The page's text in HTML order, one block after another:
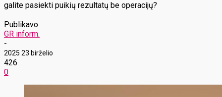
galite pasiekti puikių rezultatų be operacijų?
Publikavo
GR inform.
-
2025 23 birželio
426
0